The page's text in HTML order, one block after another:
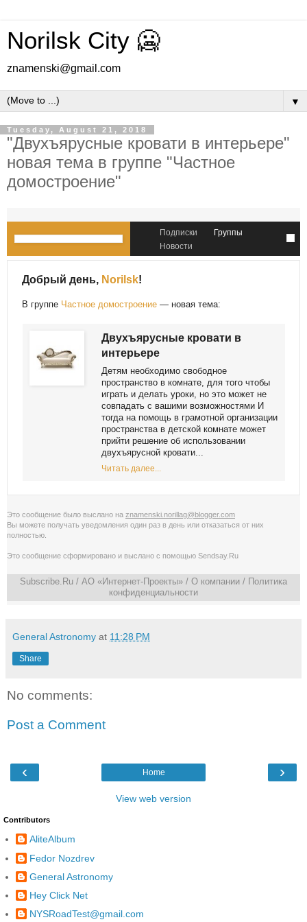
Norilsk City 🥶
znamenski@gmail.com
▼
Tuesday, August 21, 2018
"Двухъярусные кровати в интерьере"
новая тема в группе "Частное
домостроение"
Подписки
Группы
Новости
Добрый день, Norilsk!
В группе Частное домостроение — новая тема:
Двухъярусные кровати в
интерьере
Детям необходимо свободное
пространство в комнате, для того чтобы
играть и делать уроки, но это может не
совпадать с вашими возможностями И
тогда на помощь в грамотной организации
пространства в детской комнате может
прийти решение об использовании
двухъярусной кровати...
Читать далее...
Это сообщение было выслано на znamenski.norillag@blogger.com
Вы можете получать уведомления один раз в день или отказаться от них
полностью
Это сообщение сформировано и выслано с помощью Sendsay.Ru
Subscribe.Ru / АО «Интернет-Проекты» / О компании / Политика
конфиденциальности
General Astronomy at 11:28 PM
Share
No comments:
Post a Comment
‹ ›
Home
View web version
Contributors
AliteAlbum
Fedor Nozdrev
General Astronomy
Hey Click Net
NYSRoadTest@gmail.com